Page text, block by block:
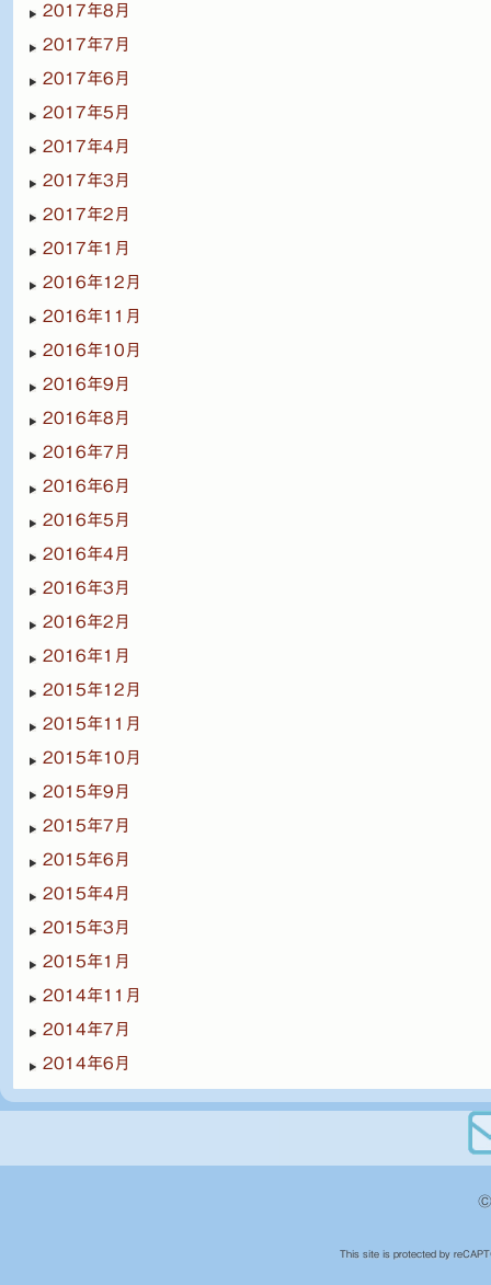
2017年8月
2017年7月
2017年6月
2017年5月
2017年4月
2017年3月
2017年2月
2017年1月
2016年12月
2016年11月
2016年10月
2016年9月
2016年8月
2016年7月
2016年6月
2016年5月
2016年4月
2016年3月
2016年2月
2016年1月
2015年12月
2015年11月
2015年10月
2015年9月
2015年7月
2015年6月
2015年4月
2015年3月
2015年1月
2014年11月
2014年7月
2014年6月
©
This site is protected by